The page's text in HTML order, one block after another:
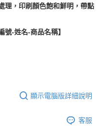
理，印刷顏色飽和鮮明，帶點
號-姓名-商品名稱】
顯示電腦版詳細說明
客服